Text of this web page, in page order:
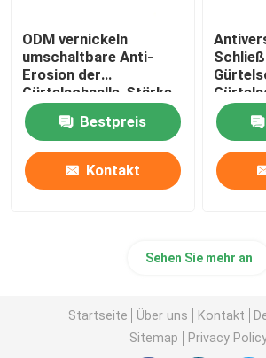
ODM vernickeln
umschaltbare Anti-
Erosion der
Gürtelschnalle-Stärke-
5mm
Bestpreis
Kontakt
Kleider
Sehen Sie mehr an
Startseite Über uns Kontakt
Sitemap
Privacy